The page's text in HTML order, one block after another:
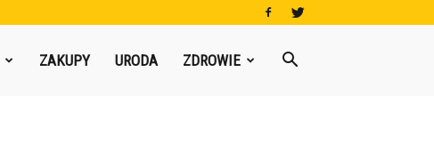
ZAKUPY URODA ZDROWIE